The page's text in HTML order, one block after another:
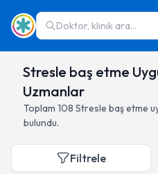
Doktor, klinik ara...
Stresle baş etme
Uzmanlar
Toplam 108 Stresle baş etme
bulundu.
Filtrele